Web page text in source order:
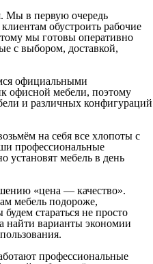
Мы в первую очередь
обустроить рабочие
мы готовы оперативно
с выбором, доставкой,
официальными
офисной мебели, поэтому
и различных конфигураций
на себя все хлопоты с
профессиональные
установят мебель в день
«цена — качество».
мебель подороже,
стараться не просто
найти варианты экономии
профессиональные